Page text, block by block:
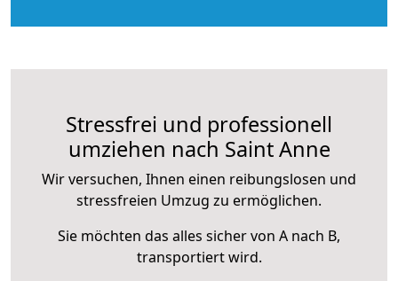
Stressfrei und professionell
umziehen nach Saint Anne
Wir versuchen, Ihnen einen reibungslosen und
stressfreien Umzug zu ermöglichen.
Sie möchten das alles sicher von A nach B,
transportiert wird.